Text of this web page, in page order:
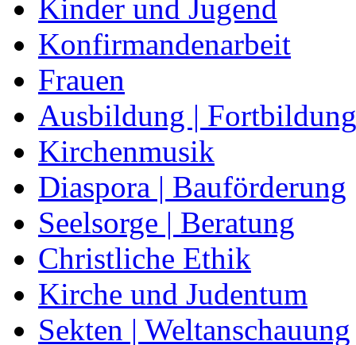
Kinder und Jugend
Konfirmandenarbeit
Frauen
Ausbildung | Fortbildung
Kirchenmusik
Diaspora | Bauförderung
Seelsorge | Beratung
Christliche Ethik
Kirche und Judentum
Sekten | Weltanschauung